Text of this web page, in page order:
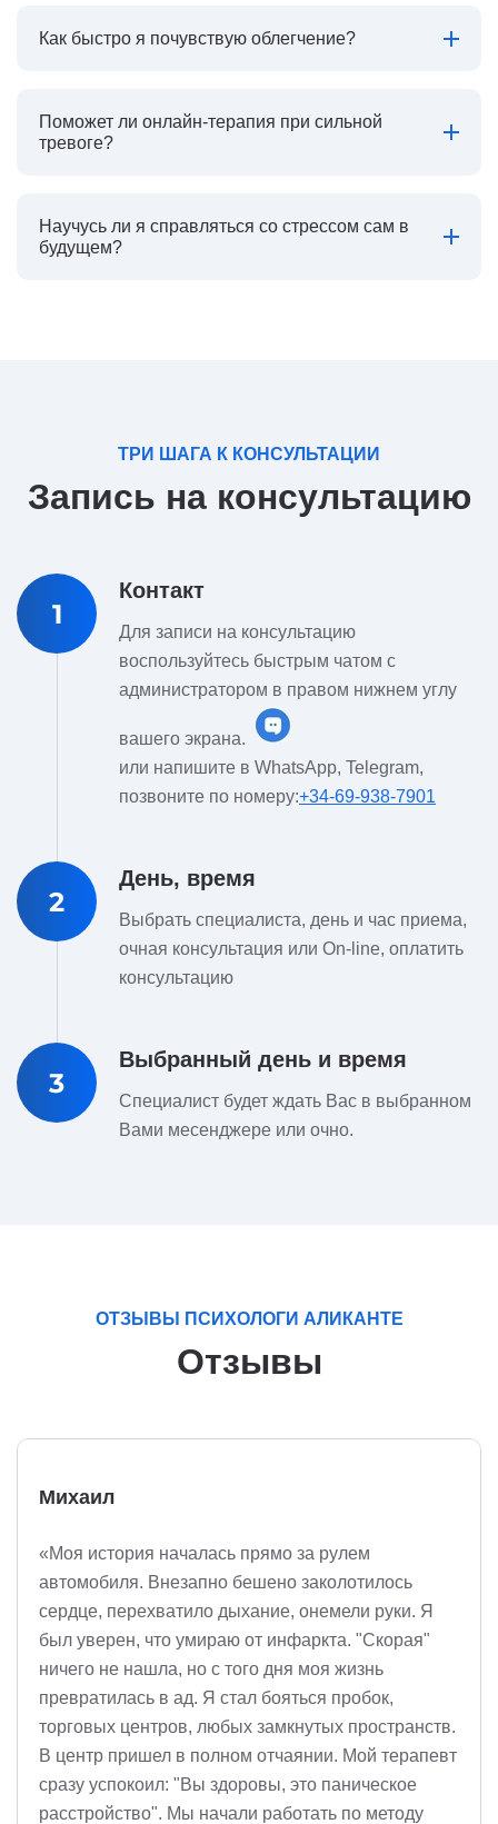
Как быстро я почувствую облегчение?
Поможет ли онлайн-терапия при сильной
тревоге?
Научусь ли я справляться со стрессом сам в
будущем?
ТРИ ШАГА К КОНСУЛЬТАЦИИ
Запись на консультацию
1
Контакт
Для записи на консультацию
воспользуйтесь быстрым чатом с
администратором в правом нижнем углу
вашего экрана.
или напишите в WhatsApp, Telegram,
позвоните по номеру:+34-69-938-7901
2
День, время
Выбрать специалиста, день и час приема,
очная консультация или On-line, оплатить
консультацию
3
Выбранный день и время
Специалист будет ждать Вас в выбранном
Вами месенджере или очно.
ОТЗЫВЫ ПСИХОЛОГИ АЛИКАНТЕ
Отзывы
Михаил
«Моя история началась прямо за рулем
автомобиля. Внезапно бешено заколотилось
сердце, перехватило дыхание, онемели руки. Я
был уверен, что умираю от инфаркта. "Скорая"
ничего не нашла, но с того дня моя жизнь
превратилась в ад. Я стал бояться пробок,
торговых центров, любых замкнутых пространств.
В центр пришел в полном отчаянии. Мой терапевт
сразу успокоил: "Вы здоровы, это паническое
расстройство". Мы начали работать по методу